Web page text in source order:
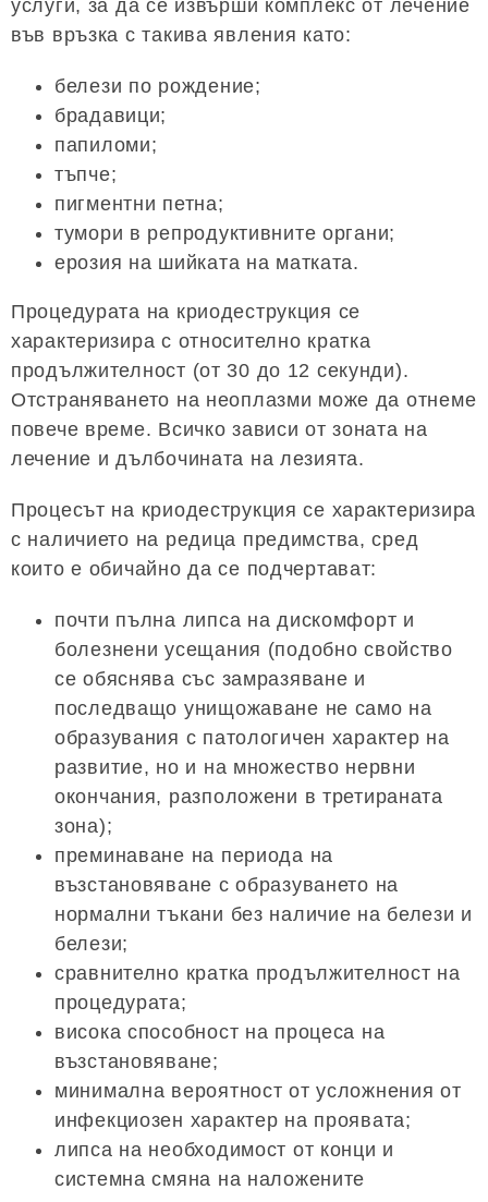
услуги, за да се извърши комплекс от лечение
във връзка с такива явления като:
белези по рождение;
брадавици;
папиломи;
тъпче;
пигментни петна;
тумори в репродуктивните органи;
ерозия на шийката на матката.
Процедурата на криодеструкция се
характеризира с относително кратка
продължителност (от 30 до 12 секунди).
Отстраняването на неоплазми може да отнеме
повече време. Всичко зависи от зоната на
лечение и дълбочината на лезията.
Процесът на криодеструкция се характеризира
с наличието на редица предимства, сред
които е обичайно да се подчертават:
почти пълна липса на дискомфорт и
болезнени усещания (подобно свойство
се обяснява със замразяване и
последващо унищожаване не само на
образувания с патологичен характер на
развитие, но и на множество нервни
окончания, разположени в третираната
зона);
преминаване на периода на
възстановяване с образуването на
нормални тъкани без наличие на белези и
белези;
сравнително кратка продължителност на
процедурата;
висока способност на процеса на
възстановяване;
минимална вероятност от усложнения от
инфекциозен характер на проявата;
липса на необходимост от конци и
системна смяна на наложените